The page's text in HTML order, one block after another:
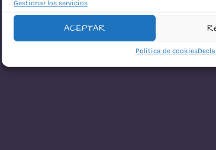
Gestionar los servicios
ACEPTAR
Política de cookies